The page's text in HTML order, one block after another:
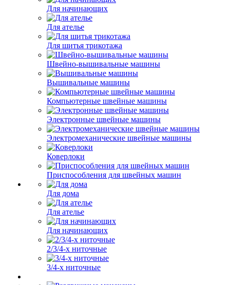
Для начинающих
Для ателье
Для шитья трикотажа
Швейно-вышивальные машины
Вышивальные машины
Компьютерные швейные машины
Электронные швейные машины
Электромеханические швейные машины
Коверлоки
Приспособления для швейных машин
Для дома
Для ателье
Для начинающих
2/3/4-х ниточные
3/4-х ниточные